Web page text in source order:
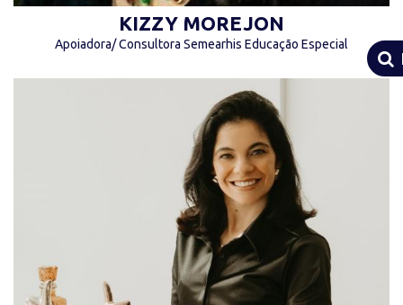
KIZZY MOREJON
Apoiadora/ Consultora Semearhis Educação Especial
“O BEM que se SEMEIA floresce todo dia e
beneficia primeiramente quem joga a
semente.” (Lígia Vasconcellos)